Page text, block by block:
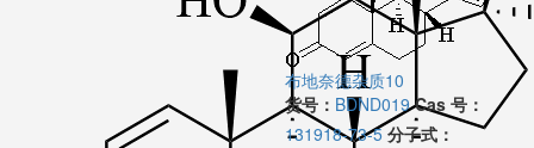
布地奈德杂质10
货号： BDND019 Cas 号：
131918-73-5 分子式：